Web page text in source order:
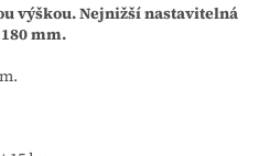
výškou. Nejnižší nastavitelná
mm.